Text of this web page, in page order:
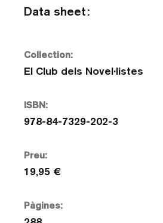
Data sheet:
Collection:
El Club dels Novel·listes
ISBN:
978-84-7329-202-3
Preu:
19,95 €
Pàgines: